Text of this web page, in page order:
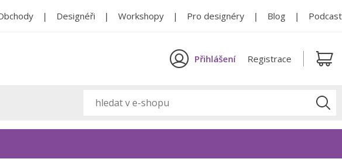
Designéři Workshopy Pro designéry Blog Podcast
Přihlášení Registrace